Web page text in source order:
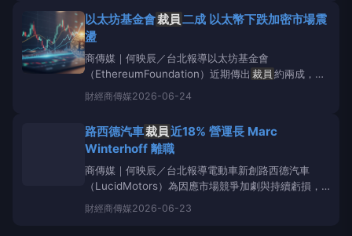
（SonyInteractive
以太坊基金會裁員二成 以太幣下跌加密市場震
盪
商傳媒｜何映辰／台北報導以太坊基金會
（EthereumFoundation）近期傳出 裁員 約兩成，共
計54名員工，並進行內部重組。此消息一出，以太坊
原生代幣以太幣（ETH）價格在過去24小時內下跌逾
弱性。根據報導，
財經商傳媒2026-06-24
路西德汽車裁員近18% 營運長 Marc
Winterhoff 離職
商傳媒｜何映辰／台北報導電動車新創路西德汽車
（LucidMotors）為因應市場競爭加劇與持續虧損，
週一宣布將裁減約18%的美國員工，並伴隨著高層人事
異動。據《LapaasVoice》報導，此次
財經商傳媒2026-06-23